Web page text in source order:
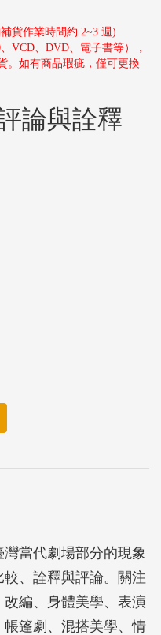
貨作業時間約 2~3 週)
VCD、DVD、電子書等），
。如有商品瑕疵，僅可更換
論與詮釋
當代劇場部分的現象
、詮釋與評論。關注
編、身體美學、表演
篷劇、混搭美學、情